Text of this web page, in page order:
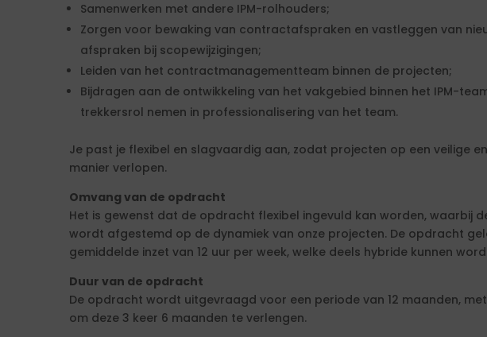
Samenwerken met andere IPM-rolhouders;
Zorgen voor bewaking van contractafspraken en vastleggen van
afspraken bij scopewijzigingen;
Leiden van het contractmanagementteam binnen de projecten;
Bijdragen aan de ontwikkeling van het vakgebied binnen het IPM-
trekkersrol nemen in professionalisering van het team.
Je past je flexibel en slagvaardig aan, zodat projecten op een veilige
manier verlopen.
Omvang van de opdracht
Het is gewenst dat de opdracht flexibel ingevuld kan worden, waarbij
wordt afgestemd op de dynamiek van onze projecten. De opdracht
gemiddelde inzet van 12 uur per week, welke deels hybride kunnen
Duur van de opdracht
De opdracht wordt uitgevraagd voor een periode van 12 maanden,
om deze 3 keer 6 maanden te verlengen.